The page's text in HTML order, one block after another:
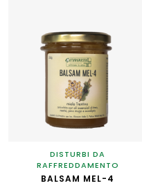
DISTURBI DA
RAFFREDDAMENTO
BALSAM MEL-4